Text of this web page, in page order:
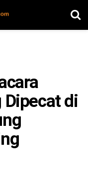
Dipecat di